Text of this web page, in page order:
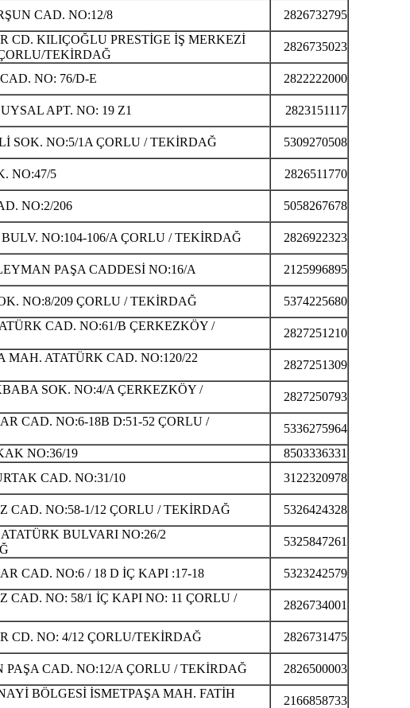
CAD. NO:12/8 2826732795
CD. KILIÇOĞLU PRESTİGE İŞ MERKEZİ
TEKİRDAĞ
2826735023
NO: 76/D-E 2822222000
APT. NO: 19 Z1 2823151117
SOK. NO:5/1A ÇORLU / TEKİRDAĞ 5309270508
NO:47/5 2826511770
NO:2/206 5058267678
NO:104-106/A ÇORLU / TEKİRDAĞ 2826922323
PAŞA CADDESİ NO:16/A 2125996895
NO:8/209 ÇORLU / TEKİRDAĞ 5374225680
CAD. NO:61/B ÇERKEZKÖY /
2827251210
MAH. ATATÜRK CAD. NO:120/22
2827251309
SOK. NO:4/A ÇERKEZKÖY /
2827250793
CAD. NO:6-18B D:51-52 ÇORLU /
5336275964
NO:36/19
8503336331
CAD. NO:31/10 3122320978
NO:58-1/12 ÇORLU / TEKİRDAĞ 5326424328
BULVARI NO:26/2
5325847261
CAD. NO:6 / 18 D İÇ KAPI :17-18 5323242579
NO: 58/1 İÇ KAPI NO: 11 ÇORLU /
2826734001
CD. NO: 4/12 ÇORLU/TEKİRDAĞ 2826731475
CAD. NO:12/A ÇORLU / TEKİRDAĞ 2826500003
BÖLGESİ İSMETPAŞA MAH. FATİH
2166858733